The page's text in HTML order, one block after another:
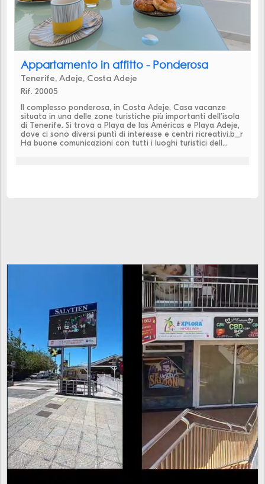
Appartamento in affitto - Ponderosa
Tenerife, Adeje, Costa Adeje
Rif. 20005
Il complesso ponderosa, in Costa Adeje, Casa vacanze
situata in una delle zone turistiche più importanti dell'isola
di Tenerife. Si trova a Playa de las Américas e Playa Adeje,
dove ci sono diversi punti di interesse e centri ricreativi.b_r
Ha buone comunicazioni con tutti i luoghi turistici dell...